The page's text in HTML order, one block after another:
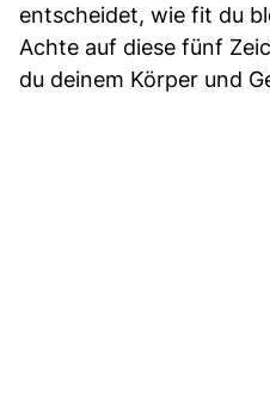
entscheidet, wie fit du
Achte auf diese fünf
du deinem Körper und